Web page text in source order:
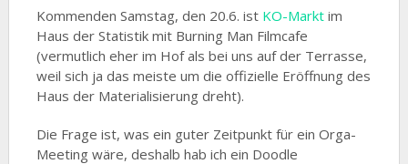
Kommenden Samstag, den 20.6. ist KO-Marktim
Haus der Statistik mit Burning Man Filmcafe
(vermutlich eher im Hof als bei uns auf der Terrasse,
weil sich ja das meiste um die offizielle Eröffnung des
Haus der Materialisierung dreht).
Die Frage ist, was ein guter Zeitpunkt für ein Orga-
Meeting wäre, deshalb hab ich ein Doodle